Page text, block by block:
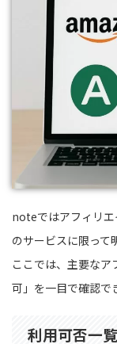
noteではアフィリエ
のサービスに限って
ここでは、主要な
可」を一目で確認で
利用可否一